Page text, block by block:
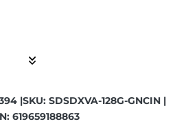
continúa. Activar el Show More
|SKU: SDSDXVA-128G-GNCIN |
619659188863